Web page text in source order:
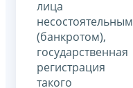
лица
несостоятельным
(банкротом),
государственная
регистрация
такого